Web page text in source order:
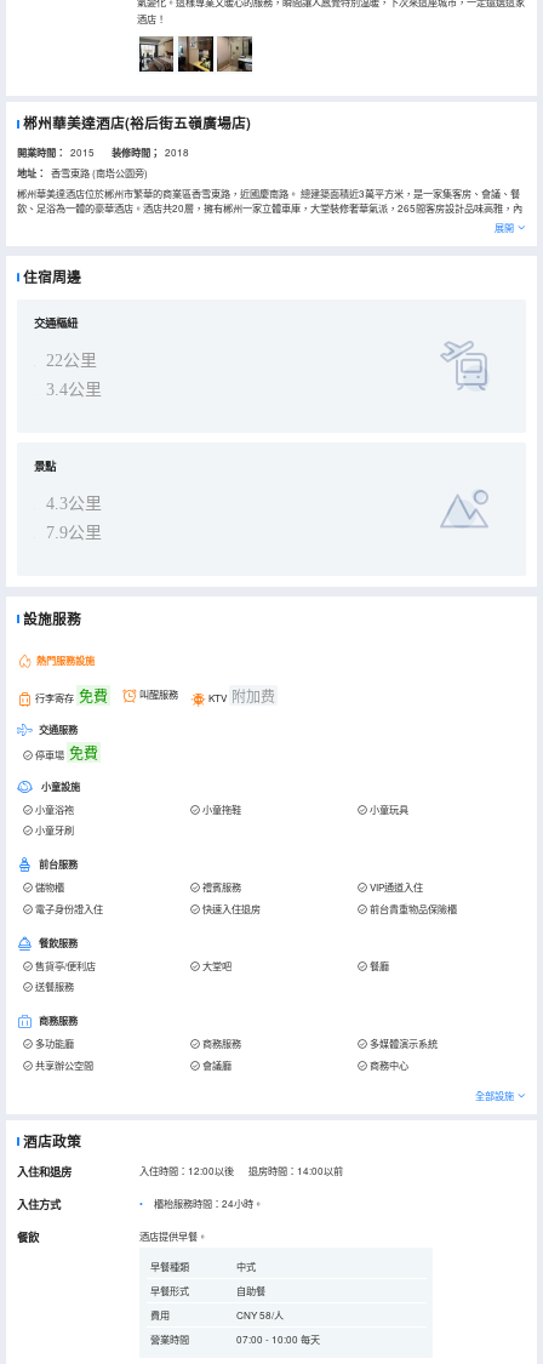
酒店！
郴州華美達酒店(裕后街五嶺廣場店)
開業時間： 2015 装修時間； 2018
地址：
香雪東路 (南塔公園旁)
郴州華美達酒店位於郴州市繁華的商業區香雪東路，近國慶南路。 總建築面積近3萬平方米，是一家集客房、會議、餐
飲、足浴為一體的豪華酒店。酒店共20層，擁有郴州一家立體車庫，大堂裝修奢華氣派，265間客房設計品味高雅，內
裝精美、設施先進，功能齊全，其中單間93間，雙間170間，套房2間。中式套房精雕細刻，體現中國傳統居住文化的
獨特魅力；歐式套房華麗，高雅，典雅中透着高貴。所有房間及走道採用人性化設計：燈光根據你的需要採用智能控
的大小會議室共6間，可同時容納600人開會，是舉辦各種會議的理想場所。酒店為賓客提供有免費的健身房及自助洗衣
展開
住宿周邊
交通樞紐
22公里
3.4公里
景點
4.3公里
7.9公里
設施服務
熱門服務設施
行李寄存 免費 叫醒服務 KTV 附加费
交通服務
停車場 免費
小童設施
小童浴袍 小童拖鞋
小童玩具
小童牙刷
前台服務
儲物櫃 禮賓服務
VIP通道入住
電子身份證入住
快速入住退房 前台貴重物品保險櫃
餐飲服務
售貨亭/便利店 大堂吧
餐廳
送餐服務
商務服務
多功能廳 商務服務
多媒體演示系統
共享辦公空間
會議廳 商務中心
全部設施
酒店政策
入住和退房 入住時間：12:00以後 退房時間：14:00以前
入住方式 櫃枱服務時間：24小時。
餐飲 酒店提供早餐。
早餐種類
中式
早餐形式
自助餐
費用
CNY 58/人
營業時間
07:00 - 10:00 每天